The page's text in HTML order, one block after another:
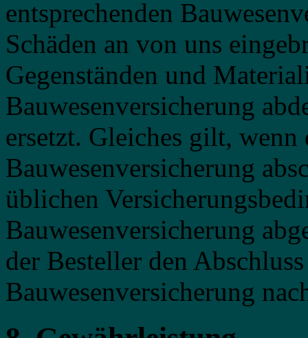
entsprechenden
Schäden an von uns
Gegenständen und
Bauwesenversicherung
ersetzt. Gleiches gilt, wenn
Bauwesenversicherung
üblichen
Bauwesenversicherung
der Besteller den
Bauwesenversicherung